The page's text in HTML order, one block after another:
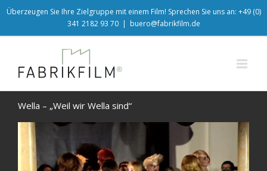
Überzeugen Sie Ihre Zielgruppe mit einem Film! Sprechen Sie uns an: +49 (0)
341 2182 93 70 | buero@fabrikfilm.de
Wella – „Weil wir Wella sind“